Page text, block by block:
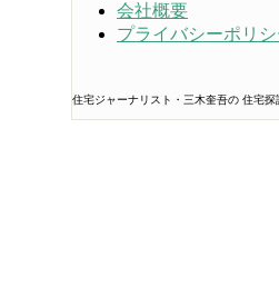
会社概要
プライバシーポリシ
住宅ジャーナリスト・三木奎吾の 住宅探